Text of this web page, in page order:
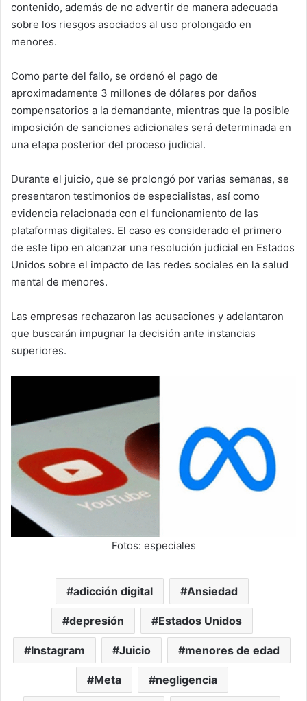
contenido, además de no advertir de manera adecuada
sobre los riesgos asociados al uso prolongado en
menores.
Como parte del fallo, se ordenó el pago de
aproximadamente 3 millones de dólares por daños
compensatorios a la demandante, mientras que la posible
imposición de sanciones adicionales será determinada en
una etapa posterior del proceso judicial.
Durante el juicio, que se prolongó por varias semanas, se
presentaron testimonios de especialistas, así como
evidencia relacionada con el funcionamiento de las
plataformas digitales. El caso es considerado el primero
de este tipo en alcanzar una resolución judicial en Estados
Unidos sobre el impacto de las redes sociales en la salud
mental de menores.
Las empresas rechazaron las acusaciones y adelantaron
que buscarán impugnar la decisión ante instancias
superiores.
Fotos: especiales
adicción digital Ansiedad
depresión Estados Unidos
Instagram Juicio menores de edad
Meta negligencia